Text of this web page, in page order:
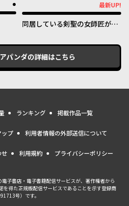
最新UP!
同居している剣聖の女師匠が可
パンダの詳細はこちら
ランキング 掲載作品一覧
プ 利用者情報の外部送信について
利用規約 プライバシーポリシー
電子書店・電子書籍配信サービスが、著作権者から
を得た正規版配信サービスであることを示す登録商
号）です。